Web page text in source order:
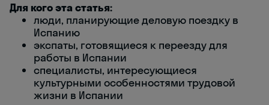
Для кого эта статья:
люди, планирующие деловую поездку в
Испанию
экспаты, готовящиеся к переезду для
работы в Испании
специалисты, интересующиеся
культурными особенностями трудовой
жизни в Испании